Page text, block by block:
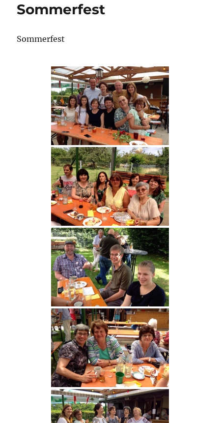
Sommerfest
Sommerfest